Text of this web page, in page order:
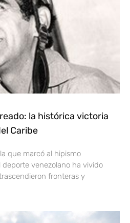
la histórica victoria
Caribe
que marcó al hipismo
deporte venezolano ha vivido
fronteras y